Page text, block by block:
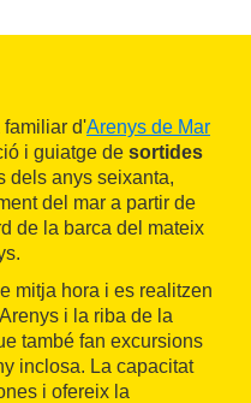
familiar d'Arenys de Mar
i guiatge de sortides
dels anys seixanta,
del mar a partir de
de la barca del mateix
mitja hora i es realitzen
i la riba de la
també fan excursions
inclosa. La capacitat
i ofereix la